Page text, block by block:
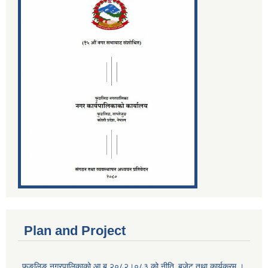
Plan and Project